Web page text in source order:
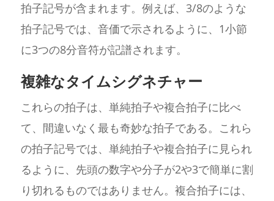
拍子記号が含まれます。例えば、3/8のような
拍子記号では、音価で示されるように、1小節
に3つの8分音符が記譜されます。
複雑なタイムシグネチャー
これらの拍子は、単純拍子や複合拍子に比べ
て、間違いなく最も奇妙な拍子である。これら
の拍子記号では、単純拍子や複合拍子に見られ
るように、先頭の数字や分子が2や3で簡単に割
り切れるものではありません。複合拍子には、